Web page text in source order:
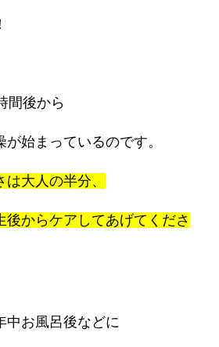
間後から
始まっているのです。
大人の半分、
後からケアしてあげてくださ
中お風呂後などに